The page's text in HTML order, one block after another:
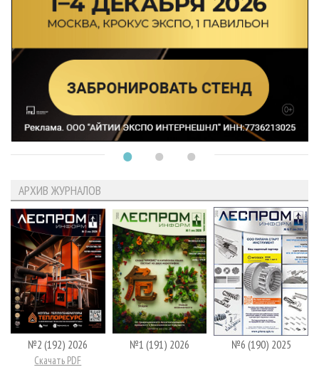
АРХИВ ЖУРНАЛОВ
№2 (192) 2026
Скачать PDF
№1 (191) 2026 №6 (190) 2025